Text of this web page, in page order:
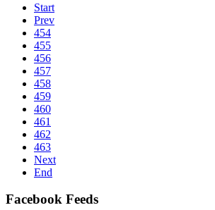
Start
Prev
454
455
456
457
458
459
460
461
462
463
Next
End
Facebook Feeds